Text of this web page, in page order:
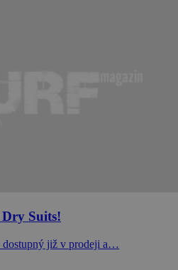
Suits!
dostupný již v prodeji a…